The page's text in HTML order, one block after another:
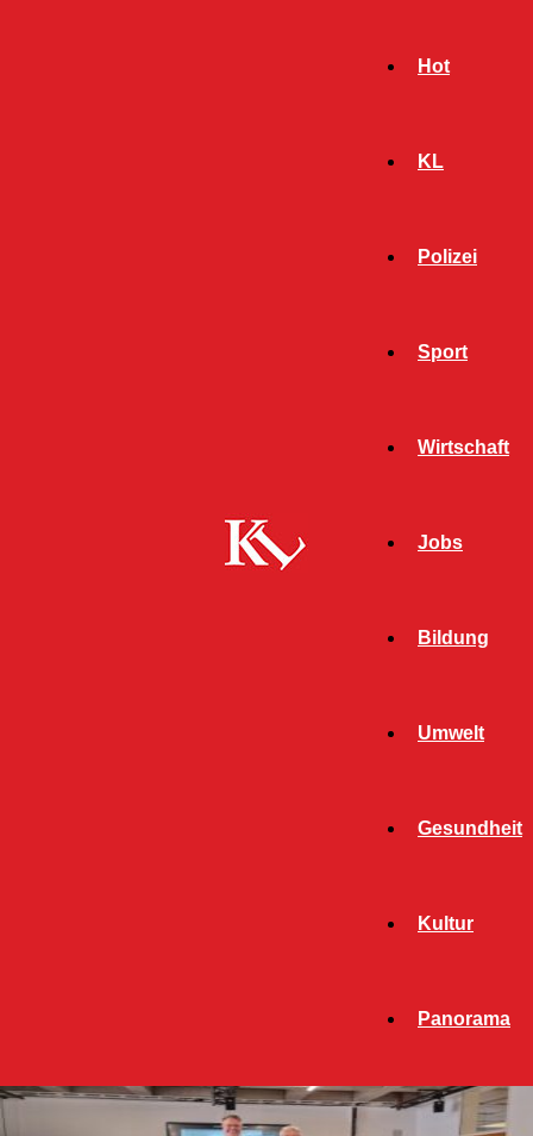
Hot
KL
Polizei
Sport
Wirtschaft
Jobs
Bildung
Umwelt
Gesundheit
Kultur
Panorama